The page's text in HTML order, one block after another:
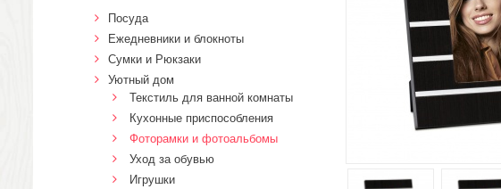
Посуда
Ежедневники и блокноты
Сумки и Рюкзаки
Уютный дом
Текстиль для ванной комнаты
Кухонные приспособления
Фоторамки и фотоальбомы
Уход за обувью
Игрушки